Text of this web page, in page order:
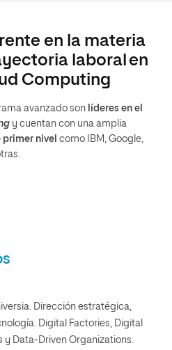
en la materia
laboral en
Computing
avanzado son líderes en el
y cuentan con una amplia
nivel como IBM, Google,
Dirección estratégica,
Digital Factories, Digital
y Data-Driven Organizations.